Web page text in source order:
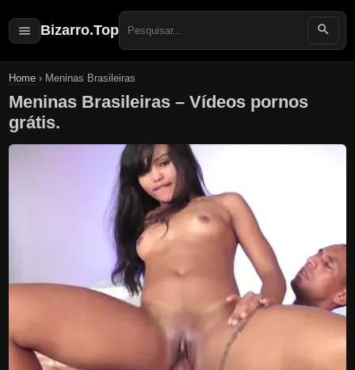
Bizarro.Top
Search
for:
Home › Meninas Brasileiras
Meninas Brasileiras – Vídeos pornos
grátis.